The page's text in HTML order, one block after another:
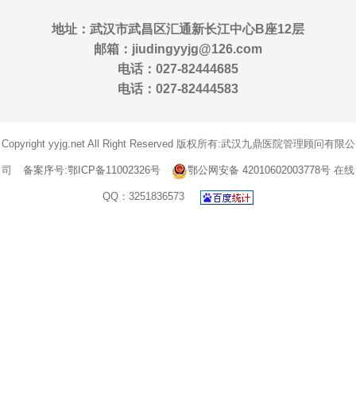
地址：武汉市武昌区汇通新长江中心B座12层
邮箱：jiudingyyjg@126.com
电话：027-82444685
电话：027-82444583
Copyright yyjg.net All Right Reserved 版权所有:武汉九鼎医院管理顾问有限公
司 备案序号:鄂ICP备11002326号 鄂公网安备 42010602003778号 在线
QQ：3251836573